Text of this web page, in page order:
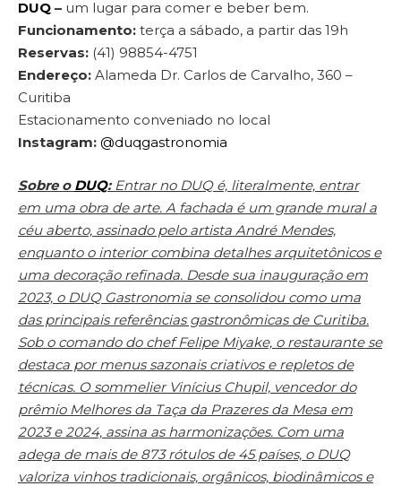
DUQ – um lugar para comer e beber bem.
Funcionamento: terça a sábado, a partir das 19h
Reservas: (41) 98854-4751
Endereço: Alameda Dr. Carlos de Carvalho, 360 –
Curitiba
Estacionamento conveniado no local
Instagram: @duqgastronomia
Sobre o DUQ:Entrar no DUQ é, literalmente, entrar
em uma obra de arte. A fachada é um grande mural a
céu aberto, assinado pelo artista André Mendes,
enquanto o interior combina detalhes arquitetônicos e
uma decoração refinada. Desde sua inauguração em
2023, o DUQ Gastronomia se consolidou como uma
das principais referências gastronômicas de Curitiba.
Sob o comando do chef Felipe Miyake, o restaurante se
destaca por menus sazonais criativos e repletos de
técnicas. O sommelier Vinícius Chupil, vencedor do
prêmio Melhores da Taça da Prazeres da Mesa em
2023 e 2024, assina as harmonizações. Com uma
adega de mais de 873 rótulos de 45 países, o DUQ
valoriza vinhos tradicionais, orgânicos, biodinâmicos e